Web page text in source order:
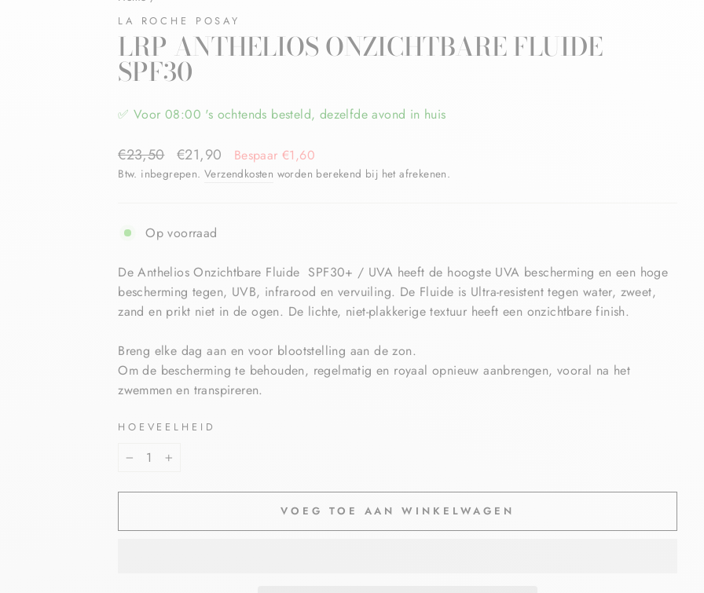
LA ROCHE POSAY
LRP ANTHELIOS ONZICHTBARE FLUIDE
SPF30
✅ Voor 08:00 's ochtends besteld, dezelfde avond in huis
€23,50 €21,90 Bespaar €1,60
Btw. inbegrepen. Verzendkosten worden berekend bij het afrekenen.
Op voorraad
De Anthelios Onzichtbare Fluide SPF30+ / UVA heeft de hoogste UVA bescherming en een hoge
bescherming tegen, UVB, infrarood en vervuiling. De Fluide is Ultra-resistent tegen water, zweet,
zand en prikt niet in de ogen. De lichte, niet-plakkerige textuur heeft een onzichtbare finish.
Breng elke dag aan en voor blootstelling aan de zon.
Om de bescherming te behouden, regelmatig en royaal opnieuw aanbrengen, vooral na het
zwemmen en transpireren.
HOEVEELHEID
+
VOEG TOE AAN WINKELWAGEN